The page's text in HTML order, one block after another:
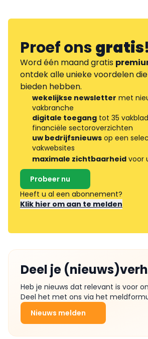
Proef onsgratis!
Word één maand gratis
ontdek alle unieke voordelen
bieden hebben.
wekelijkse newsletter met
vakbranche
digitale toegang tot 35
financiële sectoroverzichten
uw bedrijfsnieuws op een
vakwebsites
maximale zichtbaarheid voor
Probeer nu
Heeft u al een abonnement?
Klik hier om aan te melden
Deel je
Heb je nieuws dat relevant is voor
Deel het met ons via het
Nieuws melden